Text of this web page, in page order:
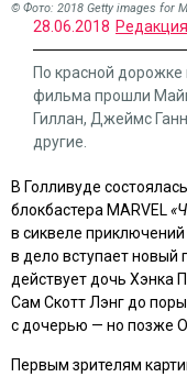
© Фото: 2018 Getty images for
28.06.2018
По красной
фильма прошли
Гиллан, Джеймс
другие.
В Голливуде
блокбастера MARVEL
в сиквеле
в дело вступает новый
действует дочь Хэнка
Сам Скотт Лэнг до
с дочерью — но позже
Первым зрителям